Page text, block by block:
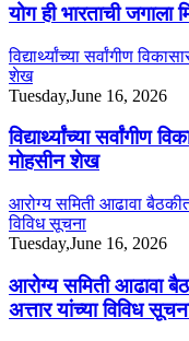
योग ही भारताची
विद्यार्थ्यांच्या सर्वांगीण
शेख
Tuesday,June 16, 2026
विद्यार्थ्यांच्या सर्वांगीण
मोहसीन शेख
आरोग्य समिती आढावा
विविध सूचना
Tuesday,June 16, 2026
आरोग्य समिती आढावा
अत्तार यांच्या विविध